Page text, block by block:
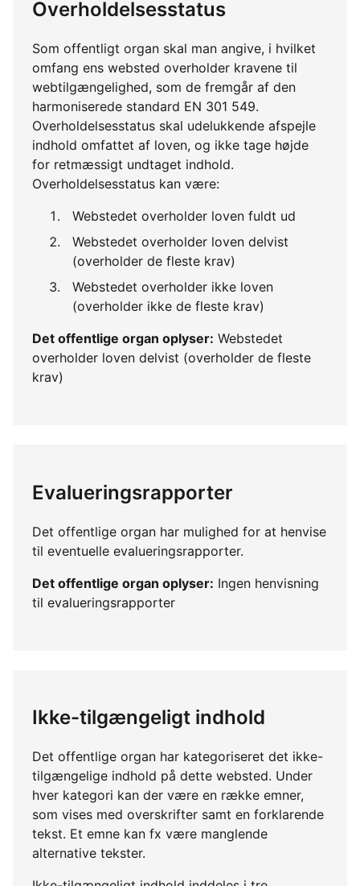
Overholdelsesstatus
Som offentligt organ skal man angive, i hvilket
omfang ens websted overholder kravene til
webtilgængelighed, som de fremgår af den
harmoniserede standard EN 301 549.
Overholdelsesstatus skal udelukkende afspejle
indhold omfattet af loven, og ikke tage højde
for retmæssigt undtaget indhold.
Overholdelsesstatus kan være:
Webstedet overholder loven fuldt ud
Webstedet overholder loven delvist
(overholder de fleste krav)
Webstedet overholder ikke loven
(overholder ikke de fleste krav)
Det offentlige organ oplyser: Webstedet
overholder loven delvist (overholder de fleste
krav)
Evalueringsrapporter
Det offentlige organ har mulighed for at henvise
til eventuelle evalueringsrapporter.
Det offentlige organ oplyser: Ingen henvisning
til evalueringsrapporter
Ikke-tilgængeligt indhold
Det offentlige organ har kategoriseret det ikke-
tilgængelige indhold på dette websted. Under
hver kategori kan der være en række emner,
som vises med overskrifter samt en forklarende
tekst. Et emne kan fx være manglende
alternative tekster.